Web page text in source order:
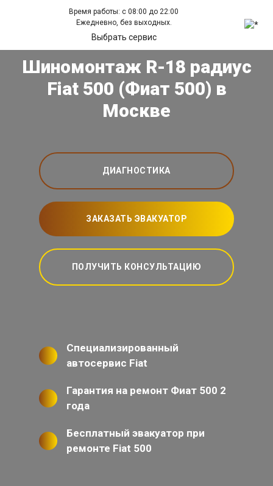
Время работы: с 08:00 до 22:00
Ежедневно, без выходных.
Выбрать сервис
Шиномонтаж R-18 радиус
Fiat 500 (Фиат 500) в
Москве
ДИАГНОСТИКА
ЗАКАЗАТЬ ЭВАКУАТОР
ПОЛУЧИТЬ КОНСУЛЬТАЦИЮ
Специализированный
автосервис Fiat
Гарантия на ремонт Фиат 500 2
года
Бесплатный эвакуатор при
ремонте Fiat 500